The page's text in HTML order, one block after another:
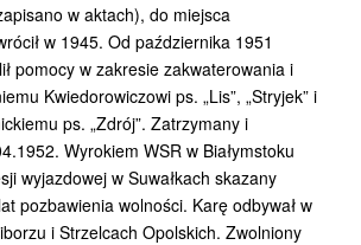
w aktach), do miejsca
w 1945. Od października 1951
pomocy w zakresie zakwaterowania i
Kwiedorowiczowi ps. „Lis”, „Stryjek” i
ps. „Zdrój”. Zatrzymany i
Wyrokiem WSR w Białymstoku
wyjazdowej w Suwałkach skazany
pozbawienia wolności. Karę odbywał w
i Strzelcach Opolskich. Zwolniony